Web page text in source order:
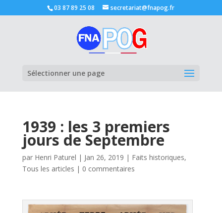
03 87 89 25 08 secretariat@fnapog.fr
Sélectionner une page
1939 : les 3 premiers
jours de Septembre
par Henri Paturel | Jan 26, 2019 | Faits historiques,
Tous les articles | 0 commentaires